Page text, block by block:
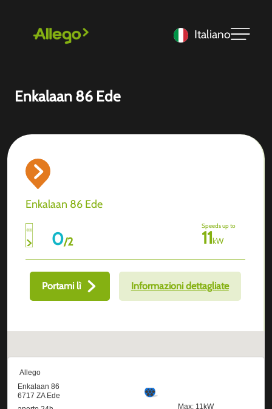
Italiano
Enkalaan 86 Ede
Enkalaan 86 Ede
0/2
Speeds up to
11kW
Portami lì Informazioni dettagliate